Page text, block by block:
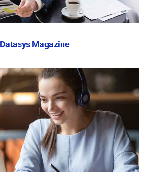
Datasys Magazine